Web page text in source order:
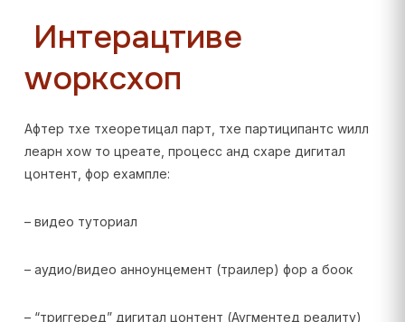
Интерацтиве
wорксхоп
Афтер тхе тхеоретицал парт, тхе партиципантс wилл
леарн хоw то цреате, процесс анд схаре дигитал
цонтент, фор еxампле:
– видео туториал
– аудио/видео анноунцемент (траилер) фор а боок
– “триггеред” дигитал цонтент (Аугментед реалитy)